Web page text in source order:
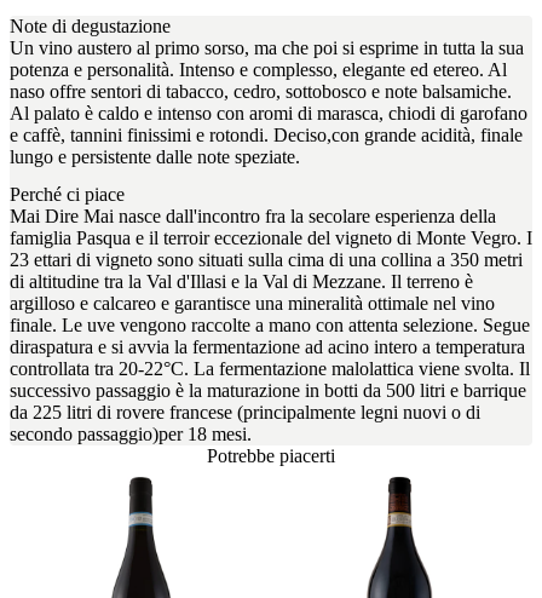
Note di degustazione
Un vino austero al primo sorso, ma che poi si esprime in tutta la sua
potenza e personalità. Intenso e complesso, elegante ed etereo. Al
naso offre sentori di tabacco, cedro, sottobosco e note balsamiche.
Al palato è caldo e intenso con aromi di marasca, chiodi di garofano
e caffè, tannini finissimi e rotondi. Deciso,con grande acidità, finale
lungo e persistente dalle note speziate.
Perché ci piace
Mai Dire Mai nasce dall'incontro fra la secolare esperienza della
famiglia Pasqua e il terroir eccezionale del vigneto di Monte Vegro. I
23 ettari di vigneto sono situati sulla cima di una collina a 350 metri
di altitudine tra la Val d'Illasi e la Val di Mezzane. Il terreno è
argilloso e calcareo e garantisce una mineralità ottimale nel vino
finale. Le uve vengono raccolte a mano con attenta selezione. Segue
diraspatura e si avvia la fermentazione ad acino intero a temperatura
controllata tra 20-22°C. La fermentazione malolattica viene svolta. Il
successivo passaggio è la maturazione in botti da 500 litri e barrique
da 225 litri di rovere francese (principalmente legni nuovi o di
secondo passaggio)per 18 mesi.
Potrebbe piacerti